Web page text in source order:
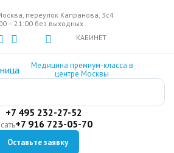
к
основному
содержанию
переулок Капранова, 3с4
– 21:00 без выходных
КАБИНЕТ
Медицина премиум-класса в
центре Москвы
+7 495 232-27-52
+7 916 723-05-70
Оставьте заявку